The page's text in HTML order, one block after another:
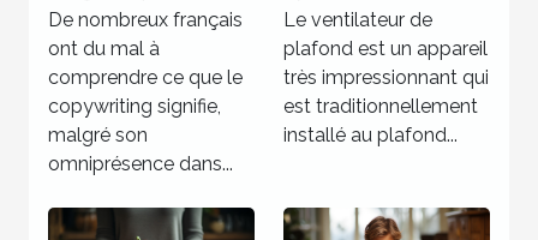
?
De nombreux français
ont du mal à
comprendre ce que le
copywriting signifie,
malgré son
omniprésence dans...
Le ventilateur de
plafond est un appareil
très impressionnant qui
est traditionnellement
installé au plafond...